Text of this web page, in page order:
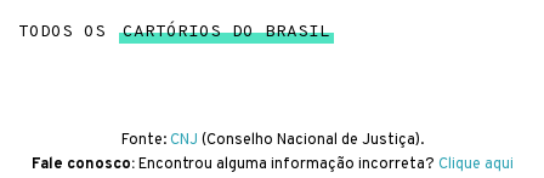
TODOS OS CARTÓRIOS DO BRASIL
Fonte:CNJ (Conselho Nacional de Justiça).
Fale conosco:Encontrou alguma informação incorreta? Clique aqui